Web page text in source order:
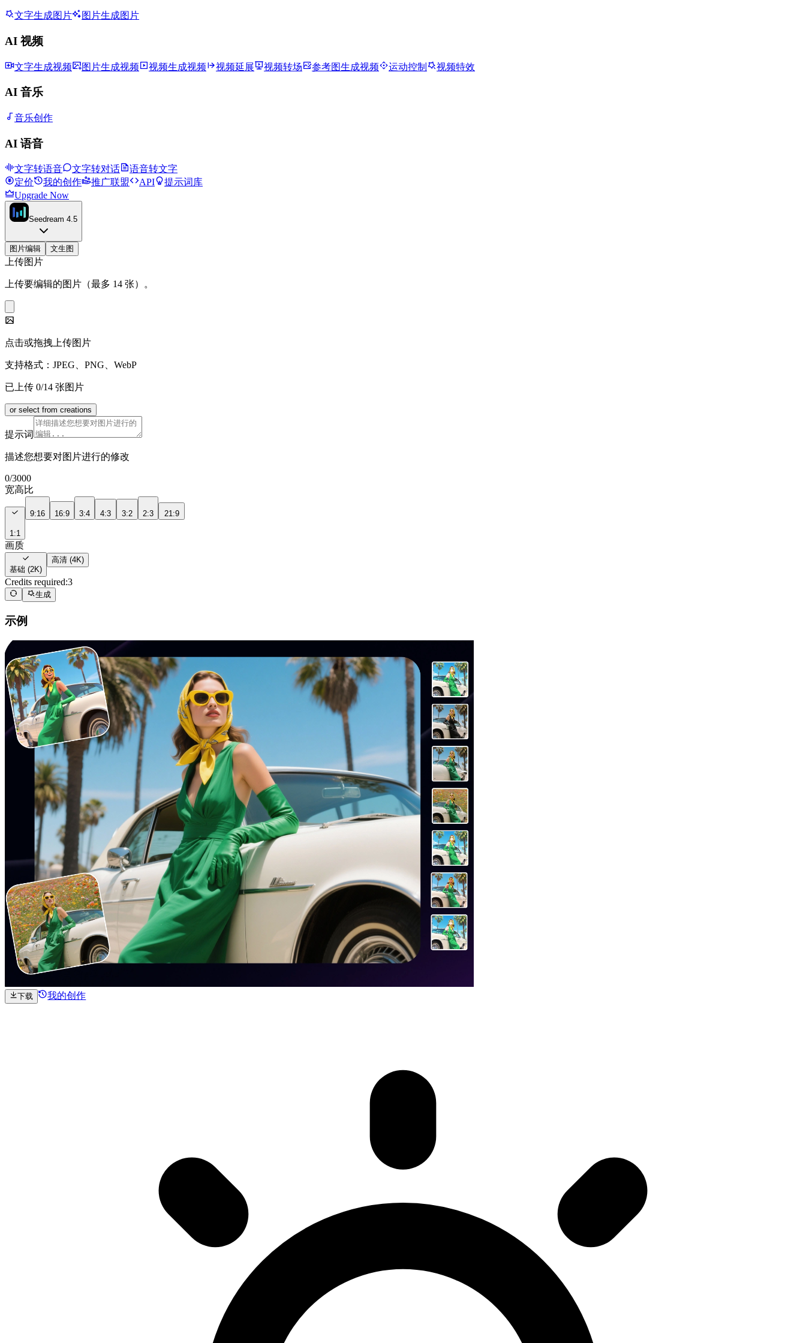
文字生成图片 图片生成图片
AI 视频
文字生成视频 图片生成视频 视频生成视频 视频延展 视频转场 参考图生成视频 运动控制 视频特效
AI 音乐
音乐创作
AI 语音
文字转语音 文字转对话
语音转文字
定价
我的创作 推广联盟 API
提示词库
Upgrade Now
Seedream 4.5
图片编辑 文生图
上传图片
上传要编辑的图片（最多 14 张）。
点击或拖拽上传图片
支持格式：JPEG、PNG、WebP
已上传 0/14 张图片
or select from creations
提示词
描述您想要对图片进行的修改
0/3000
宽高比
1:1
9:16 16:9 3:4 4:3 3:2 2:3 21:9
画质
基础 (2K)
高清 (4K)
Credits required:3
生成
示例
下载 我的创作